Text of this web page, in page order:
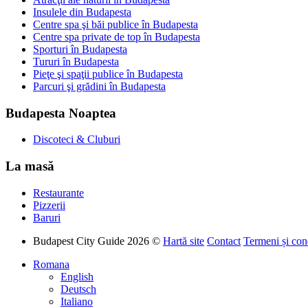
Insulele din Budapesta
Centre spa şi băi publice în Budapesta
Centre spa private de top în Budapesta
Sporturi în Budapesta
Tururi în Budapesta
Pieţe şi spaţii publice în Budapesta
Parcuri şi grădini în Budapesta
Budapesta Noaptea
Discoteci & Cluburi
La masă
Restaurante
Pizzerii
Baruri
Budapest City Guide 2026 © Hartă site Contact Termeni și
Romana
English
Deutsch
Italiano